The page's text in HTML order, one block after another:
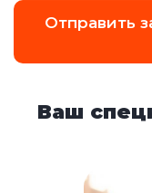
Отправить
Ваш